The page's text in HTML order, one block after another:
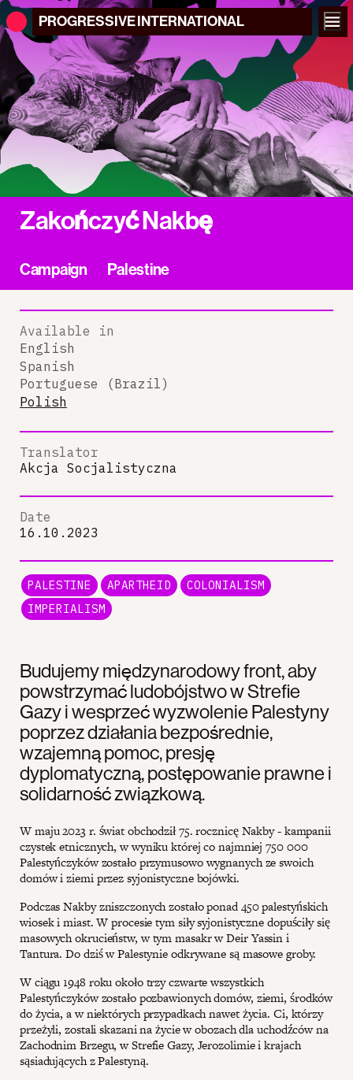
PROGRESSIVEINTERNATIONAL
Zakończyć Nakbę
Campaign Palestine
Budujemy międzynarodowy front, aby
powstrzymać ludobójstwo w Strefie
Gazy i wesprzeć wyzwolenie Palestyny
poprzez działania bezpośrednie,
wzajemną pomoc, presję
dyplomatyczną, postępowanie prawne i
solidarność związkową.
W maju 2023 r. świat obchodził 75. rocznicę Nakby - kampanii
czystek etnicznych, w wyniku której co najmniej 750 000
Palestyńczyków zostało przymusowo wygnanych ze swoich
domów i ziemi przez syjonistyczne bojówki.
Podczas Nakby zniszczonych zostało ponad 450 palestyńskich
wiosek i miast. W procesie tym siły syjonistyczne dopuściły się
masowych okrucieństw, w tym masakr w Deir Yassin i
Tantura. Do dziś w Palestynie odkrywane są masowe groby.
W ciągu 1948 roku około trzy czwarte wszystkich
Palestyńczyków zostało pozbawionych domów, ziemi, środków
do życia, a w niektórych przypadkach nawet życia. Ci, którzy
przeżyli, zostali skazani na życie w obozach dla uchodźców na
Zachodnim Brzegu, w Strefie Gazy, Jerozolimie i krajach
sąsiadujących z Palestyną.
Available in
English
Spanish
Portuguese (Brazil)
Polish
Translator
Akcja Socjalistyczna
Date
16.10.2023
PALESTINE APARTHEID
COLONIALISM
IMPERIALISM